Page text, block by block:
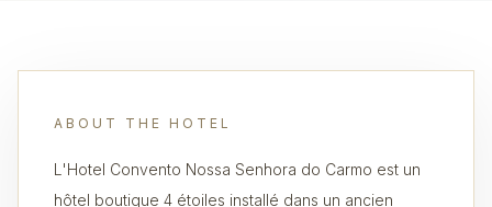
ABOUT THE HOTEL
L'Hotel Convento Nossa Senhora do Carmo est un
hôtel boutique 4 étoiles installé dans un ancien